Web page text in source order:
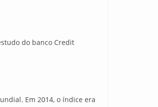
do banco Credit
Em 2014, o índice era